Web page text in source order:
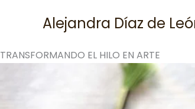
Alejandra Díaz de
TRANSFORMANDO EL HILO EN ARTE